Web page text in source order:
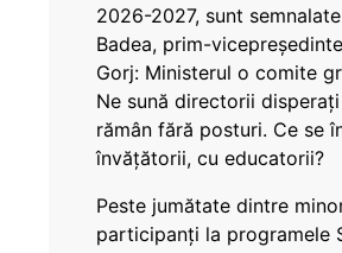
2026-2027, sunt
Badea, prim-
Gorj: Ministerul o comite
Ne sună directorii
rămân fără posturi. Ce se
învățătorii, cu educatorii?
Peste jumătate dintre
participanți la programele